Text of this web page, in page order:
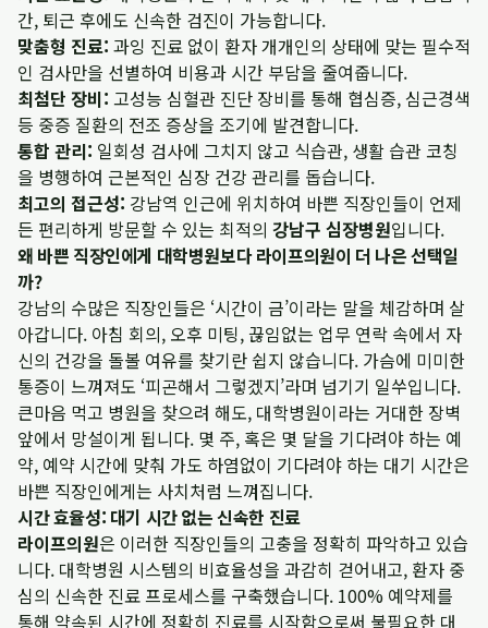
간, 퇴근 후에도 신속한 검진이 가능합니다.
맞춤형 진료: 과잉 진료 없이 환자 개개인의 상태에 맞는 필수적
인 검사만을 선별하여 비용과 시간 부담을 줄여줍니다.
최첨단 장비: 고성능 심혈관 진단 장비를 통해 협심증, 심근경색
등 중증 질환의 전조 증상을 조기에 발견합니다.
통합 관리: 일회성 검사에 그치지 않고 식습관, 생활 습관 코칭
을 병행하여 근본적인 심장 건강 관리를 돕습니다.
최고의 접근성: 강남역 인근에 위치하여 바쁜 직장인들이 언제
든 편리하게 방문할 수 있는 최적의 강남구 심장병원입니다.
왜 바쁜 직장인에게 대학병원보다 라이프의원이 더 나은 선택일
까?
강남의 수많은 직장인들은 ‘시간이 금’이라는 말을 체감하며 살
아갑니다. 아침 회의, 오후 미팅, 끊임없는 업무 연락 속에서 자
신의 건강을 돌볼 여유를 찾기란 쉽지 않습니다. 가슴에 미미한
통증이 느껴져도 ‘피곤해서 그렇겠지’라며 넘기기 일쑤입니다.
큰마음 먹고 병원을 찾으려 해도, 대학병원이라는 거대한 장벽
앞에서 망설이게 됩니다. 몇 주, 혹은 몇 달을 기다려야 하는 예
약, 예약 시간에 맞춰 가도 하염없이 기다려야 하는 대기 시간은
바쁜 직장인에게는 사치처럼 느껴집니다.
시간 효율성: 대기 시간 없는 신속한 진료
라이프의원은 이러한 직장인들의 고충을 정확히 파악하고 있습
니다. 대학병원 시스템의 비효율성을 과감히 걷어내고, 환자 중
심의 신속한 진료 프로세스를 구축했습니다. 100% 예약제를
통해 약속된 시간에 정확히 진료를 시작함으로써 불필요한 대